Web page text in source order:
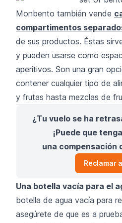
Monbento también vende
compartimentos
de sus productos. Éstas
y pueden usarse como
aperitivos. Son una gran
contener cualquier tipo de
y frutas hasta mezclas de
¿Tu vuelo se ha
¡Puede que
una compensación
Reclamar
Una botella vacía para el
botella de agua vacía para
asegúrete de que es a